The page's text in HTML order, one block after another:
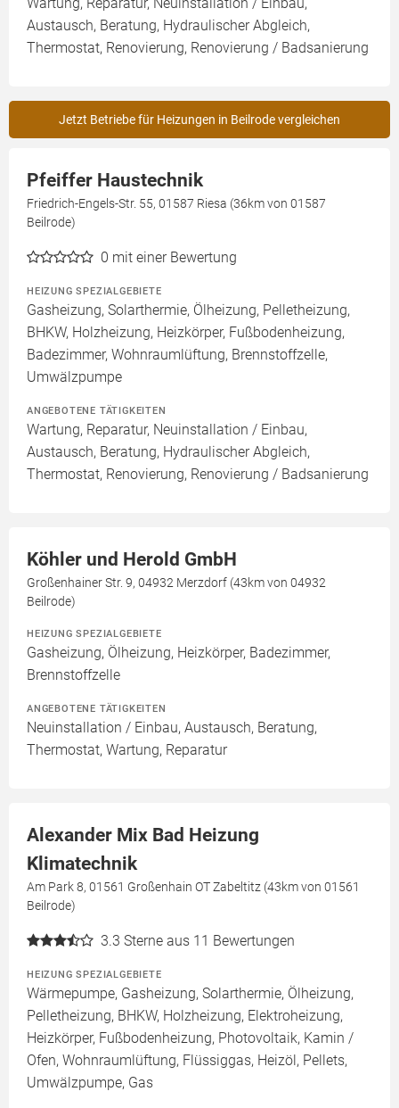
Wartung, Reparatur, Neuinstallation / Einbau,
Austausch, Beratung, Hydraulischer Abgleich,
Thermostat, Renovierung, Renovierung / Badsanierung
Jetzt Betriebe für Heizungen in Beilrode vergleichen
Pfeiffer Haustechnik
Friedrich-Engels-Str. 55, 01587 Riesa (36km von 01587
Beilrode)
0 mit einer Bewertung
HEIZUNG SPEZIALGEBIETE
Gasheizung, Solarthermie, Ölheizung, Pelletheizung,
BHKW, Holzheizung, Heizkörper, Fußbodenheizung,
Badezimmer, Wohnraumlüftung, Brennstoffzelle,
Umwälzpumpe
ANGEBOTENE TÄTIGKEITEN
Wartung, Reparatur, Neuinstallation / Einbau,
Austausch, Beratung, Hydraulischer Abgleich,
Thermostat, Renovierung, Renovierung / Badsanierung
Köhler und Herold GmbH
Großenhainer Str. 9, 04932 Merzdorf (43km von 04932
Beilrode)
HEIZUNG SPEZIALGEBIETE
Gasheizung, Ölheizung, Heizkörper, Badezimmer,
Brennstoffzelle
ANGEBOTENE TÄTIGKEITEN
Neuinstallation / Einbau, Austausch, Beratung,
Thermostat, Wartung, Reparatur
Alexander Mix Bad Heizung
Klimatechnik
Am Park 8, 01561 Großenhain OT Zabeltitz (43km von 01561
Beilrode)
3.3 Sterne aus 11 Bewertungen
HEIZUNG SPEZIALGEBIETE
Wärmepumpe, Gasheizung, Solarthermie, Ölheizung,
Pelletheizung, BHKW, Holzheizung, Elektroheizung,
Heizkörper, Fußbodenheizung, Photovoltaik, Kamin /
Ofen, Wohnraumlüftung, Flüssiggas, Heizöl, Pellets,
Umwälzpumpe, Gas